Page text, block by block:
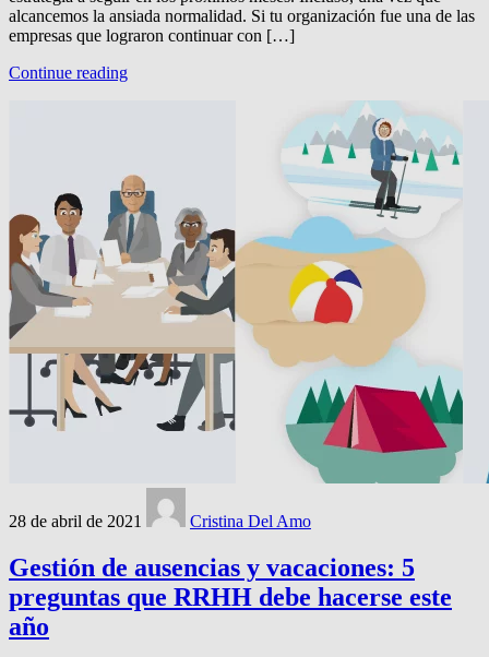
alcancemos la ansiada normalidad. Si tu organización fue una de las
empresas que lograron continuar con […]
Continue reading
28 de abril de 2021 Cristina Del Amo
Gestión de ausencias y vacaciones: 5
preguntas que RRHH debe hacerse este
año